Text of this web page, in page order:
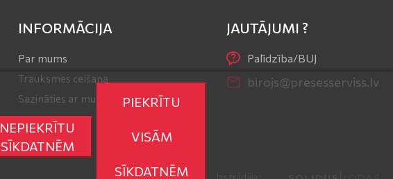
INFORMĀCIJA
Par mums
Trauksmes celšana
Sazināties ar mums
NEPIEKRĪTU
SĪKDATNĒM
PIEKRĪTU
VISĀM
SĪKDATNĒM
JAUTĀJUMI ?
Palīdzība/BUJ
birojs@presesserviss.lv
Izstrādāja: